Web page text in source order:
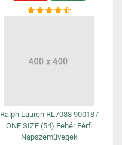
Ralph Lauren RL7088 900187
ONE SIZE (54) Fehér Férfi
Napszemüvegek